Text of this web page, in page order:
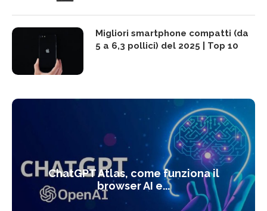
Migliori smartphone compatti (da
5 a 6,3 pollici) del 2025 | Top 10
ChatGPT Atlas, come funziona il
browser AI e...